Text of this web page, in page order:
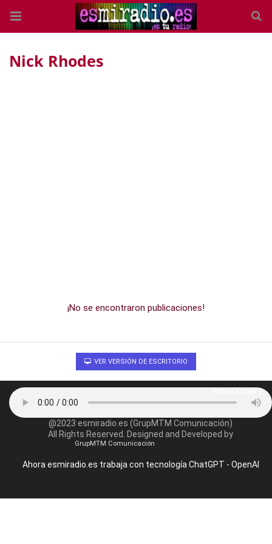
Nick Rhodes
¡No se encontraron publicaciones!
VER VERSIÓN DE ESCRITORIO
@2023 esmiradio.es (GrupMTM Comunicación)
All Rights Reserved. Designed and Developed by
GrupMTM Comunicación
Ahora esmiradio.es trabaja con tecnología ChatGPT - OpenAI